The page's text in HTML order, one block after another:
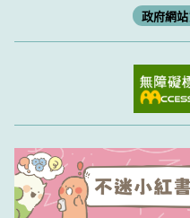
政府網